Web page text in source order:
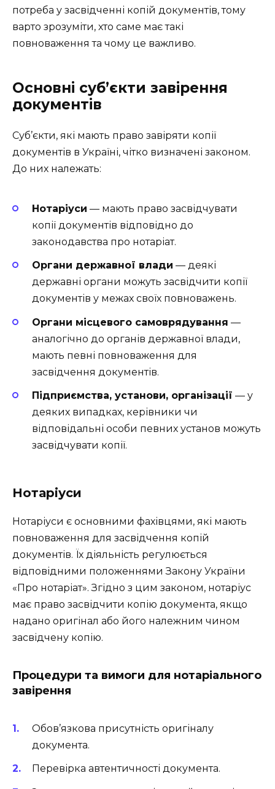
потреба у засвідченні копій документів, тому
варто зрозуміти, хто саме має такі
повноваження та чому це важливо.
Основні суб’єкти завірення
документів
Суб’єкти, які мають право завіряти копії
документів в Україні, чітко визначені законом.
До них належать:
Нотаріуси — мають право засвідчувати
копії документів відповідно до
законодавства про нотаріат.
Органи державної влади — деякі
державні органи можуть засвідчити копії
документів у межах своїх повноважень.
Органи місцевого самоврядування —
аналогічно до органів державної влади,
мають певні повноваження для
засвідчення документів.
Підприємства, установи, організації — у
деяких випадках, керівники чи
відповідальні особи певних установ можуть
засвідчувати копії.
Нотаріуси
Нотаріуси є основними фахівцями, які мають
повноваження для засвідчення копій
документів. Їх діяльність регулюється
відповідними положеннями Закону України
«Про нотаріат». Згідно з цим законом, нотаріус
має право засвідчити копію документа, якщо
надано оригінал або його належним чином
засвідчену копію.
Процедури та вимоги для нотаріального
завірення
Обов’язкова присутність оригіналу
документа.
Перевірка автентичності документа.